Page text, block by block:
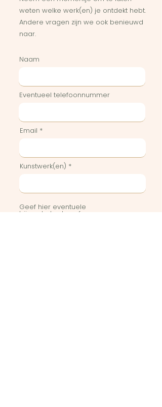
weten welke werk(en) je ontdekt hebt.
Andere vragen zijn we ook benieuwd
naar.
Naam
Eventueel telefoonnummer
Email
Kunstwerk(en)
Geef hier eventuele
bijzonderheden of vragen weer